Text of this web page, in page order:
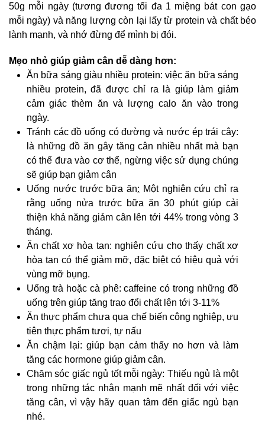
50g mỗi ngày (tương đương tối đa 1 miệng bát con gạo
mỗi ngày) và năng lượng còn lại lấy từ protein và chất béo
lành mạnh, và nhớ đừng để mình bị đói.
Mẹo nhỏ giúp giảm cân dễ dàng hơn:
Ăn bữa sáng giàu nhiều protein: việc ăn bữa sáng
nhiều protein, đã được chỉ ra là giúp làm giảm
cảm giác thèm ăn và lượng calo ăn vào trong
ngày.
Tránh các đồ uống có đường và nước ép trái cây:
là những đồ ăn gây tăng cân nhiều nhất mà bạn
có thể đưa vào cơ thể, ngừng việc sử dụng chúng
sẽ giúp bạn giảm cân
Uống nước trước bữa ăn: Một nghiên cứu chỉ ra
rằng uống nửa trước bữa ăn 30 phút giúp cải
thiện khả năng giảm cân lên tới 44% trong vòng 3
tháng.
Ăn chất xơ hòa tan: nghiên cứu cho thấy chất xơ
hòa tan có thể giảm mỡ, đặc biệt có hiệu quả với
vùng mỡ bụng.
Uống trà hoặc cà phê: caffeine có trong những đồ
uống trên giúp tăng trao đổi chất lên tới 3-11%
Ăn thực phẩm chưa qua chế biến công nghiệp, ưu
tiên thực phẩm tươi, tự nấu
Ăn chậm lại: giúp bạn cảm thấy no hơn và làm
tăng các hormone giúp giảm cân.
Chăm sóc giấc ngủ tốt mỗi ngày: Thiếu ngủ là một
trong những tác nhân mạnh mẽ nhất đối với việc
tăng cân, vì vậy hãy quan tâm đến giấc ngủ bạn
nhé.